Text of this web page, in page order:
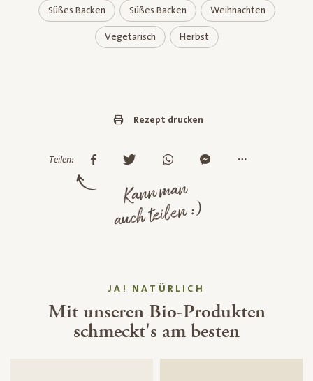
Süßes Backen Süßes Backen Weihnachten
Vegetarisch Herbst
Rezept drucken
Teilen:
Kann man
auch teilen :)
JA! NATÜRLICH
Mit unseren Bio-Produkten
schmeckt's am besten